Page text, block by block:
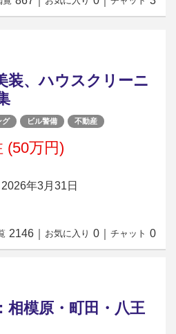
装、ハウスクリーニ
グ ビル警備 不動産
(50万円)
年3月31日
2146 お気に入り 0 チャット 0
模原・町田・八王